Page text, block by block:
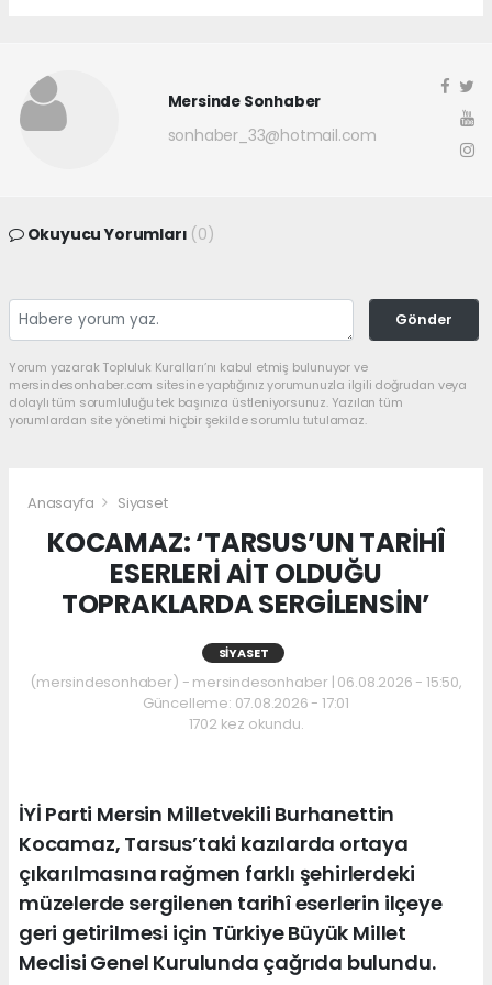
Mersinde Sonhaber
sonhaber_33@hotmail.com
Okuyucu Yorumları (0)
Gönder
Yorum yazarak Topluluk Kuralları’nı kabul etmiş bulunuyor ve
mersindesonhaber.com sitesine yaptığınız yorumunuzla ilgili doğrudan veya
dolaylı tüm sorumluluğu tek başınıza üstleniyorsunuz. Yazılan tüm
yorumlardan site yönetimi hiçbir şekilde sorumlu tutulamaz.
Anasayfa Siyaset
KOCAMAZ: ‘TARSUS’UN TARİHÎ
ESERLERİ AİT OLDUĞU
TOPRAKLARDA SERGİLENSİN’
SIYASET
(mersindesonhaber) - mersindesonhaber | 06.08.2026 - 15:50,
Güncelleme: 07.08.2026 - 17:01
1702 kez okundu.
İYİ Parti Mersin Milletvekili Burhanettin
Kocamaz, Tarsus’taki kazılarda ortaya
çıkarılmasına rağmen farklı şehirlerdeki
müzelerde sergilenen tarihî eserlerin ilçeye
geri getirilmesi için Türkiye Büyük Millet
Meclisi Genel Kurulunda çağrıda bulundu.